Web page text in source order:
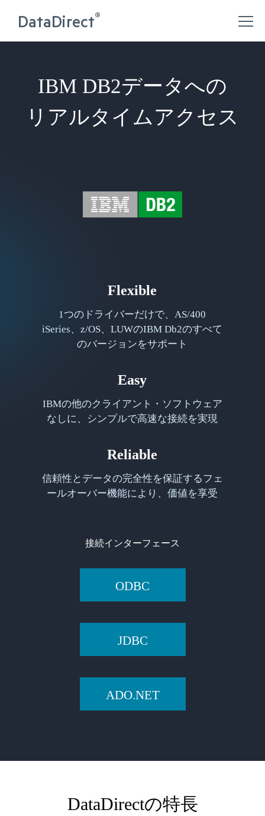
DataDirect®
IBM DB2データへの
リアルタイムアクセス
Flexible
1つのドライバーだけで、AS/400
iSeries、z/OS、LUWのIBM Db2のすべて
のバージョンをサポート
Easy
IBMの他のクライアント・ソフトウェア
なしに、シンプルで高速な接続を実現
Reliable
信頼性とデータの完全性を保証するフェ
ールオーバー機能により、価値を享受
接続インターフェース
ODBC
JDBC
ADO.NET
DataDirectの特長